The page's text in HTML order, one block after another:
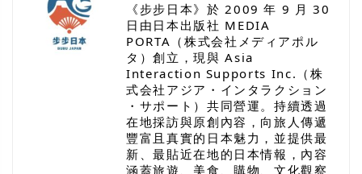
《步步日本》於 2009 年 9 月 30
日由日本出版社 MEDIA
PORTA（株式会社メディアポル
タ）創立，現與 Asia
Interaction Supports Inc.（株
式会社アジア・インタラクション
・サポート）共同營運。持續透過
在地採訪與原創內容，向旅人傳遞
豐富且真實的日本魅力，並提供最
新、最貼近在地的日本情報，內容
涵蓋旅遊、美食、購物、文化觀察